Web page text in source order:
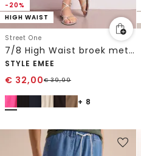
-20%
HIGH WAIST
Street One
7/8 High Waist broek met wijde pijpen in Loose Fit
STYLE EMEE
€ 32,00€39,99
+ 8